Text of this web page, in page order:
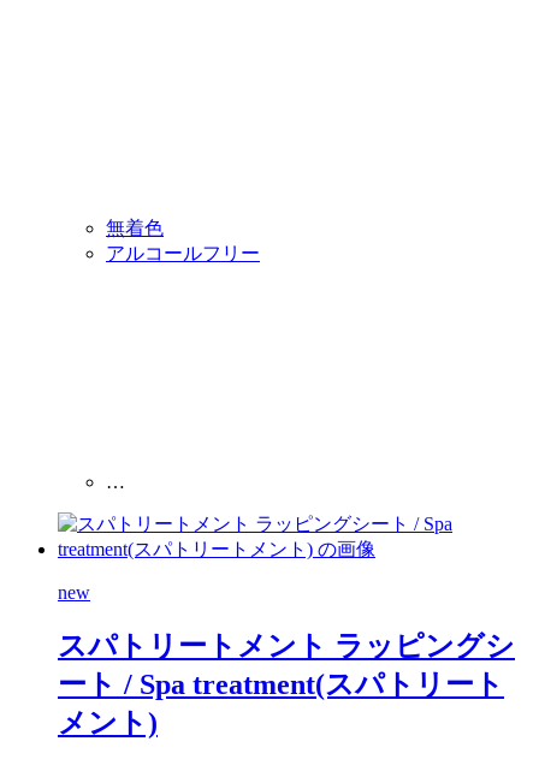
無着色
アルコールフリー
…
new
スパトリートメント ラッピングシ
ート / Spa treatment(スパトリート
メント)